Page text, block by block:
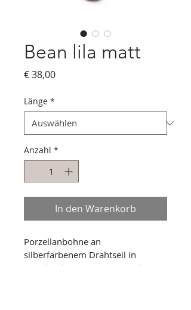
Bean lila matt
€ 38,00Preis
Länge *
Anzahl *
In den Warenkorb
Porzellanbohne an
silberfarbenem Drahtseil in
verschieden Längen. Verpackt in